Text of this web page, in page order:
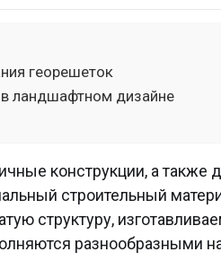
георешеток
ландшафтном дизайне
конструкции, а
строительный
структуру,
разнообразными